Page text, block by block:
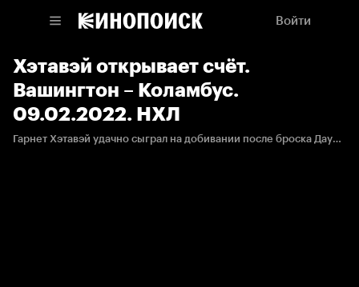
Войти
Хэтавэй открывает счёт.
Вашингтон – Коламбус.
09.02.2022. НХЛ
Гарнет Хэтавэй удачно сыграл на добивании после броска Дауда.